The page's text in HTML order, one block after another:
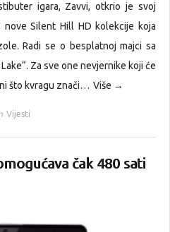
igara, Zavvi, otkrio je svoj
Silent Hill HD kolekcije koja
Radi se o besplatnoj majci sa
Za sve one nevjernike koji će
što kvragu znači… Više →
Vijesti
čak 480 sati